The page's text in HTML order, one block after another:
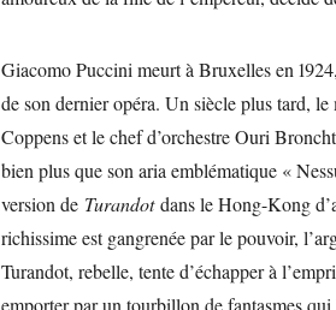
Giacomo Puccini meurt à Bruxelles en
de son dernier opéra. Un siècle plus tard,
Coppens et le chef d’orchestre Ouri
bien plus que son aria emblématique «
version de Turandotdans le Hong-Kong
richissime est gangrenée par le pouvoir,
Turandot, rebelle, tente d’échapper à
emporter par un tourbillon de fantasmes